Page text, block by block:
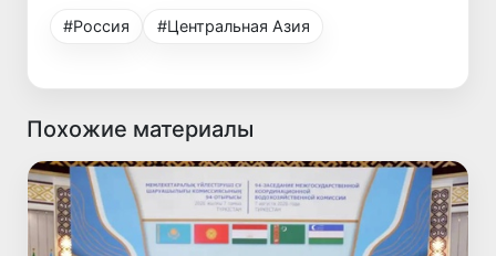
#Россия #Центральная Азия
Похожие материалы